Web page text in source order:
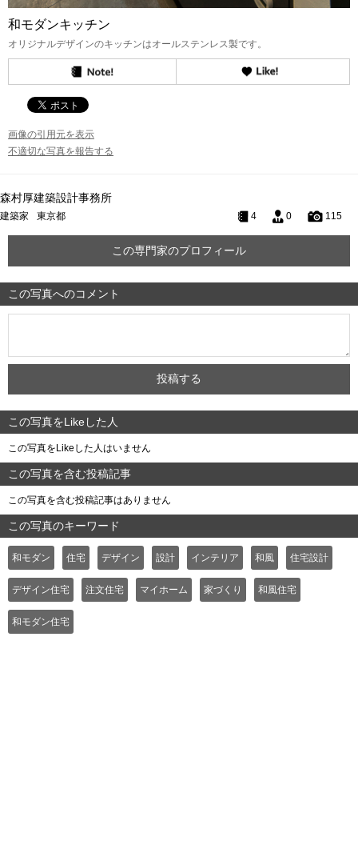
和モダンキッチン
オリジナルデザインのキッチンはオールステンレス製です。
画像の引用元を表示
不適切な写真を報告する
森村厚建築設計事務所
建築家 東京都 4 0 115
この専門家のプロフィール
この写真へのコメント
この写真をLikeした人
この写真をLikeした人はいません
この写真を含む投稿記事
この写真を含む投稿記事はありません
この写真のキーワード
和モダン 住宅 デザイン 設計 インテリア 和風 住宅設計
デザイン住宅 注文住宅 マイホーム 家づくり 和風住宅
和モダン住宅